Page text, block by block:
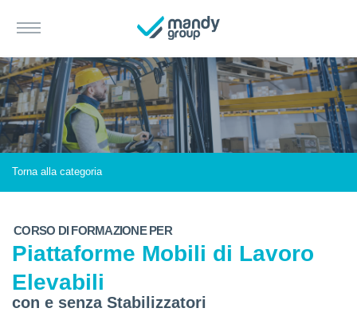
Torna alla categoria
CORSO DI FORMAZIONE PER
Piattaforme Mobili di Lavoro
Elevabili
con e senza Stabilizzatori